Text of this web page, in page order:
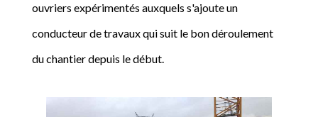
ouvriers expérimentés auxquels s'ajoute un
conducteur de travaux qui suit le bon déroulement
du chantier depuis le début.